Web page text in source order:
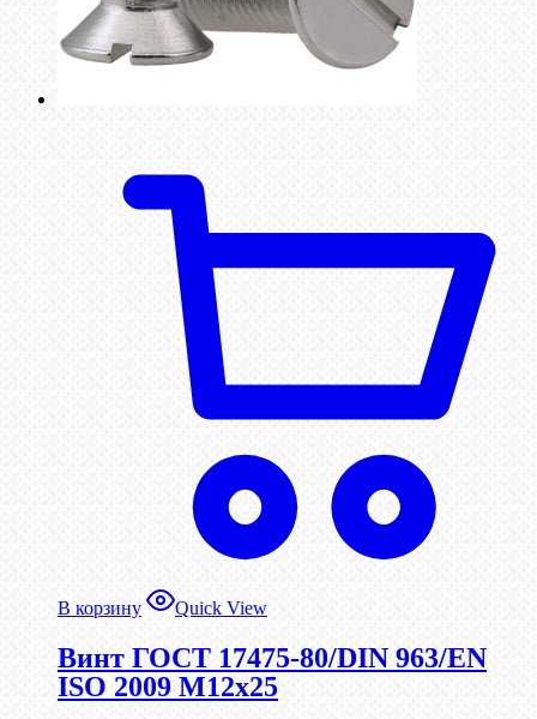
В корзину Quick View
Винт ГОСТ 17475-80/DIN 963/EN
ISO 2009 М12х25